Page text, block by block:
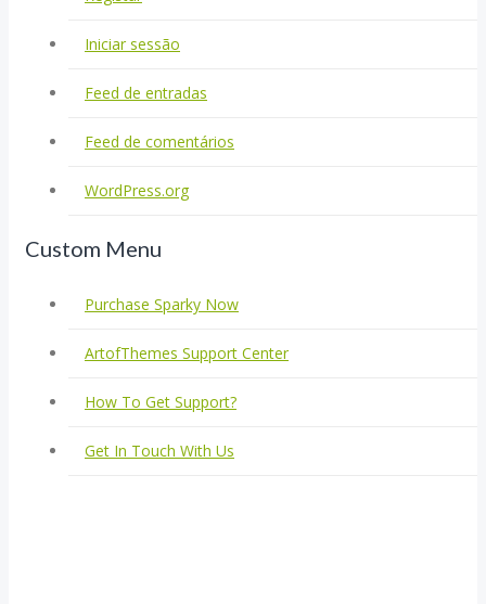
Iniciar sessão
Feed de entradas
Feed de comentários
WordPress.org
Custom Menu
Purchase Sparky Now
ArtofThemes Support Center
How To Get Support?
Get In Touch With Us